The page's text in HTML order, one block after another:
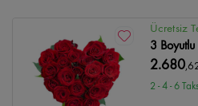
Ücretsiz
3
2.680
2 - 4 - 6